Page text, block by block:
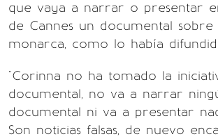
que vaya a narrar o presentar
de Cannes un documental
monarca, como lo había
"Corinna no ha tomado la
documental, no va a narrar
documental ni va a presentar
Son noticias falsas, de nuevo